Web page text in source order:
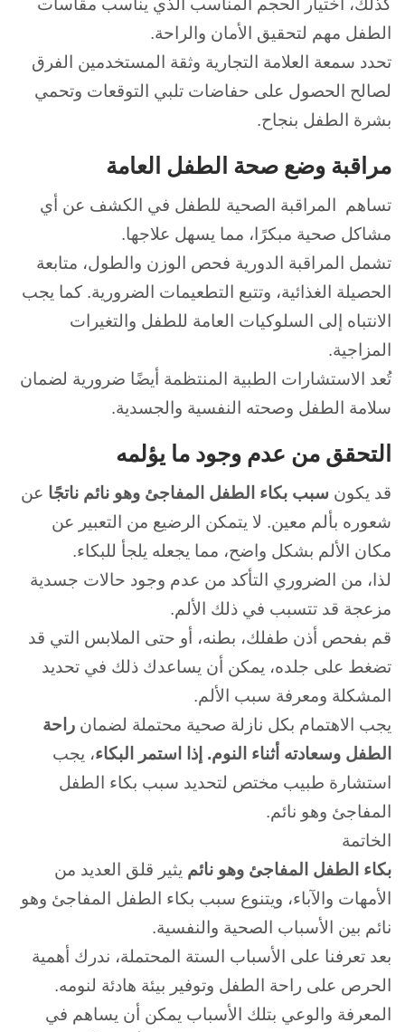
كذلك، اختيار الحجم المناسب الذي يناسب مقاسات
الطفل مهم لتحقيق الأمان والراحة.
تحدد سمعة العلامة التجارية وثقة المستخدمين الفرق
لصالح الحصول على حفاضات تلبي التوقعات وتحمي
بشرة الطفل بنجاح.
مراقبة وضع صحة الطفل العامة
تساهم المراقبة الصحية للطفل في الكشف عن أي
مشاكل صحية مبكرًا، مما يسهل علاجها.
تشمل المراقبة الدورية فحص الوزن والطول، متابعة
الحصيلة الغذائية، وتتبع التطعيمات الضرورية. كما يجب
الانتباه إلى السلوكيات العامة للطفل والتغيرات
المزاجية.
تُعد الاستشارات الطبية المنتظمة أيضًا ضرورية لضمان
سلامة الطفل وصحته النفسية والجسدية.
التحقق من عدم وجود ما يؤلمه
قد يكون سبب بكاء الطفل المفاجئ وهو نائم ناتجًا عن
شعوره بألم معين. لا يتمكن الرضيع من التعبير عن
مكان الألم بشكل واضح، مما يجعله يلجأ للبكاء.
لذا، من الضروري التأكد من عدم وجود حالات جسدية
مزعجة قد تتسبب في ذلك الألم.
قم بفحص أذن طفلك، بطنه، أو حتى الملابس التي قد
تضغط على جلده، يمكن أن يساعدك ذلك في تحديد
المشكلة ومعرفة سبب الألم.
يجب الاهتمام بكل نازلة صحية محتملة لضمان راحة
الطفل وسعادته أثناء النوم. إذا استمر البكاء، يجب
استشارة طبيب مختص لتحديد سبب بكاء الطفل
المفاجئ وهو نائم.
الخاتمة
بكاء الطفل المفاجئ وهو نائم يثير قلق العديد من
الأمهات والآباء، ويتنوع سبب بكاء الطفل المفاجئ وهو
نائم بين الأسباب الصحية والنفسية.
بعد تعرفنا على الأسباب الستة المحتملة، ندرك أهمية
الحرص على راحة الطفل وتوفير بيئة هادئة لنومه.
المعرفة والوعي بتلك الأسباب يمكن أن يساهم في